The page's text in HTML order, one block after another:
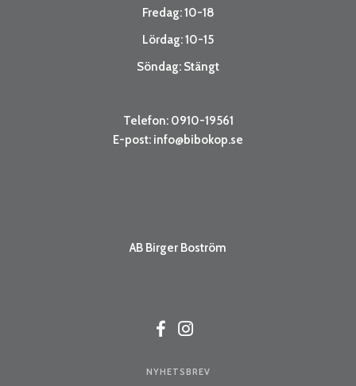
Fredag: 10-18
Lördag: 10-15
Söndag: Stängt
Telefon: 0910-19561
E-post: info@bibokop.se
AB Birger Boström
NYHETSBREV